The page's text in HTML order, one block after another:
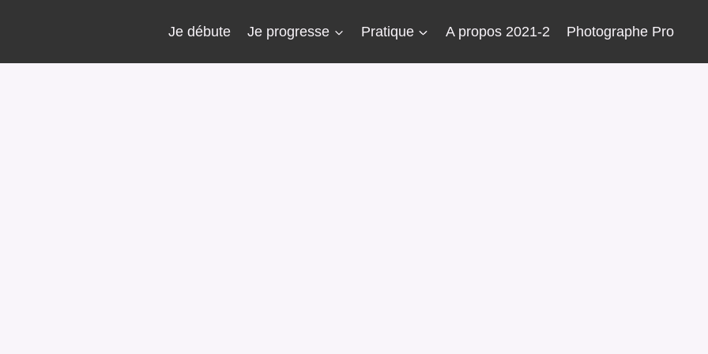
Je débute Je progresse Pratique A propos 2021-2 Photographe Pro